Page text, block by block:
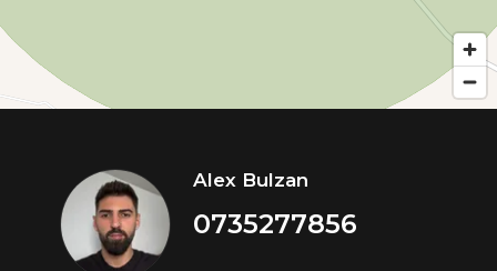
Alex Bulzan
0735277856